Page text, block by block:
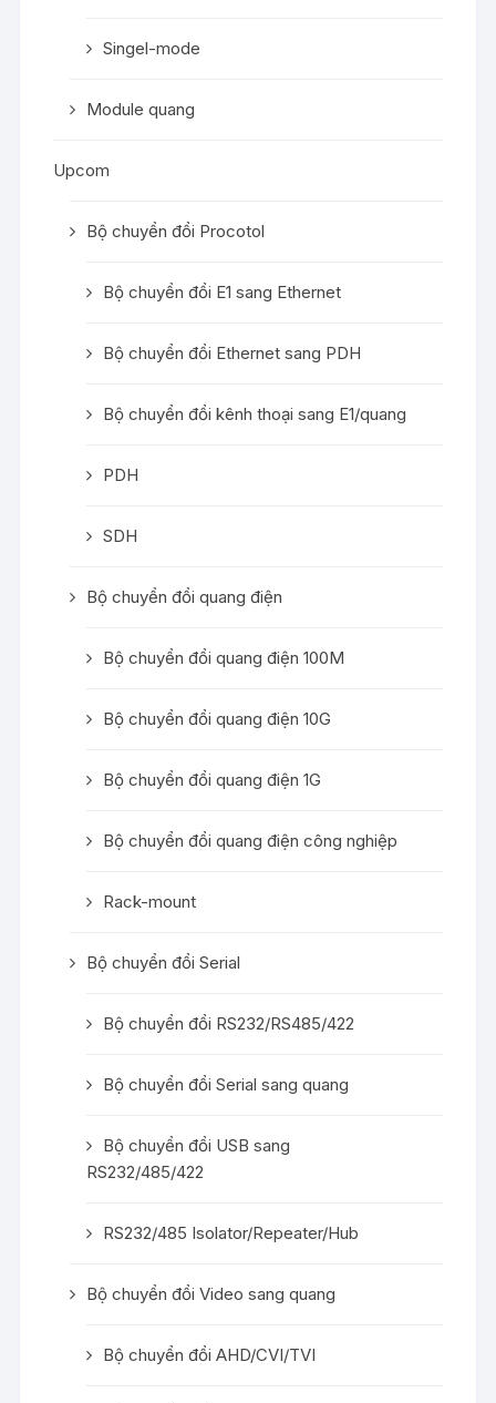
Singel-mode
Module quang
Upcom
Bộ chuyển đổi Procotol
Bộ chuyển đổi E1 sang Ethernet
Bộ chuyển đổi Ethernet sang PDH
Bộ chuyển đổi kênh thoại sang E1/quang
PDH
SDH
Bộ chuyển đổi quang điện
Bộ chuyển đổi quang điện 100M
Bộ chuyển đổi quang điện 10G
Bộ chuyển đổi quang điện 1G
Bộ chuyển đổi quang điện công nghiệp
Rack-mount
Bộ chuyển đổi Serial
Bộ chuyển đổi RS232/RS485/422
Bộ chuyển đổi Serial sang quang
Bộ chuyển đổi USB sang
RS232/485/422
RS232/485 Isolator/Repeater/Hub
Bộ chuyển đổi Video sang quang
Bộ chuyển đổi AHD/CVI/TVI